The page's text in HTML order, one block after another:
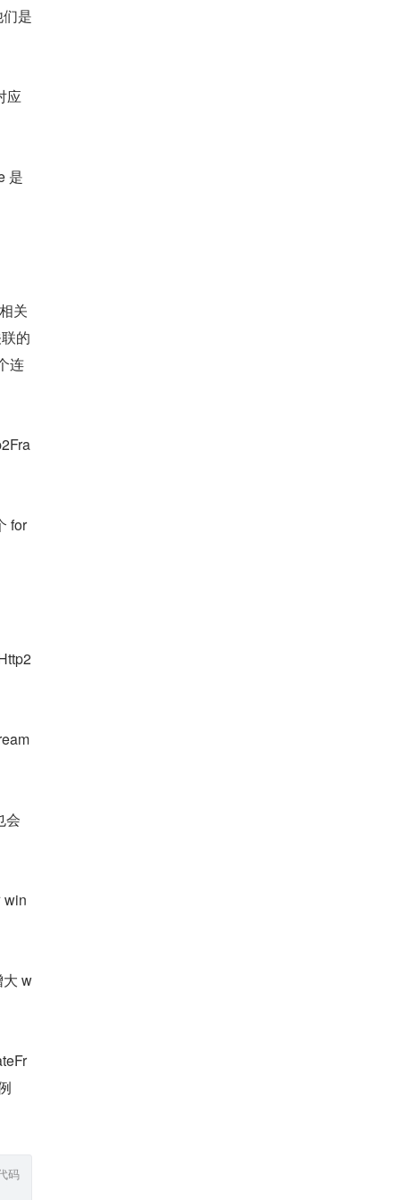
是
应
是
关
的
连
for
会
win
w
码